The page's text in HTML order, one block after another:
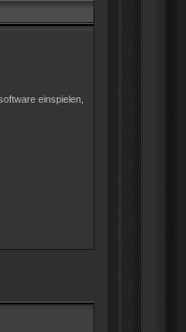
einspielen,